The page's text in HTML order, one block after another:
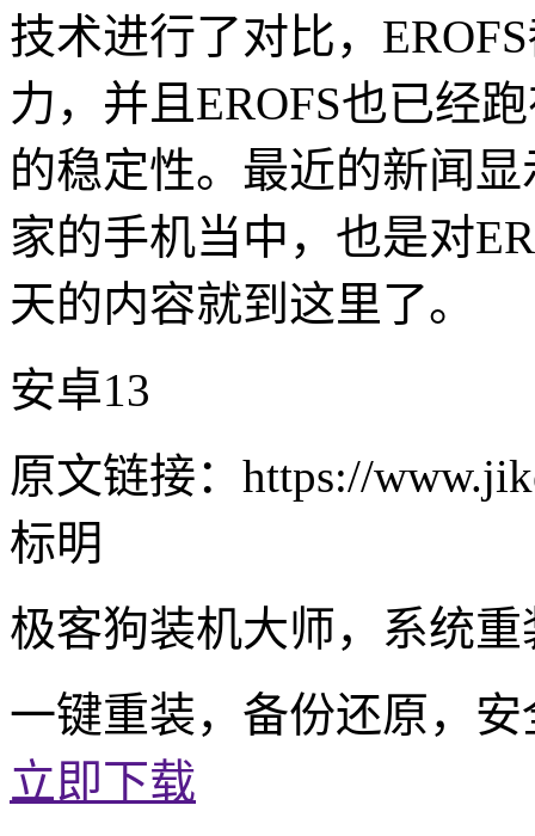
技术进行了对比，
力，并且EROFS也已经
的稳定性。最近的新闻
家的手机当中，也是对
天的内容就到这里了。
安卓13
原文链接：https://
标明
极客狗装机大师，系统
一键重装，备份还原，
立即下载